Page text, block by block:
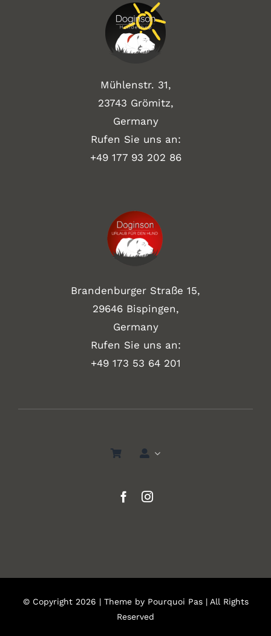
Mühlenstr. 31,
23743 Grömitz,
Germany
Rufen Sie uns an:
+49 177 93 202 86
Brandenburger Straße 15,
29646 Bispingen,
Germany
Rufen Sie uns an:
+49 173 53 64 201
© Copyright 2026 | Theme by Pourquoi Pas| All Rights
Reserved